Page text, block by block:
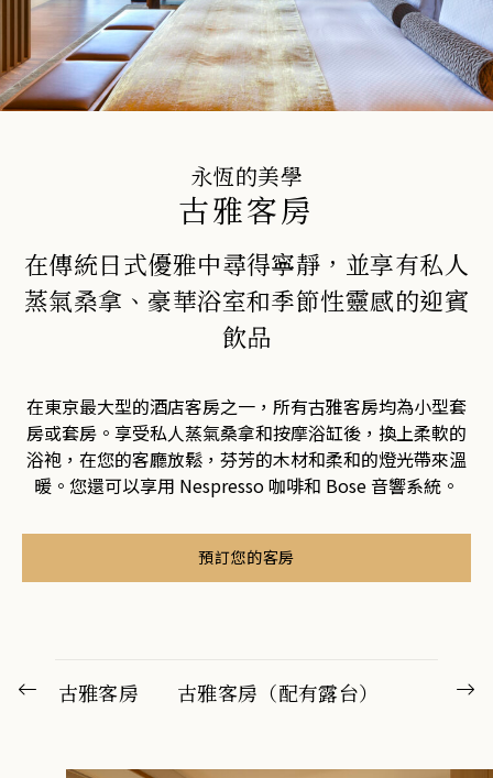
品味極致法式、日本和中式佳餚。
訂座
餐廳
您的水療套房
加入 登入
永恆的美學
古雅客房
在傳統日式優雅中尋得寧靜，並享有私人
蒸氣桑拿、豪華浴室和季節性靈感的迎賓
飲品
在東京最大型的酒店客房之一，所有古雅客房均為小型套
房或套房。享受私人蒸氣桑拿和按摩浴缸後，換上柔軟的
浴袍，在您的客廳放鬆，芬芳的木材和柔和的燈光帶來溫
暖。您還可以享用 Nespresso 咖啡和 Bose 音響系統。
預訂您的客房
古雅客房 古雅客房（配有露台）